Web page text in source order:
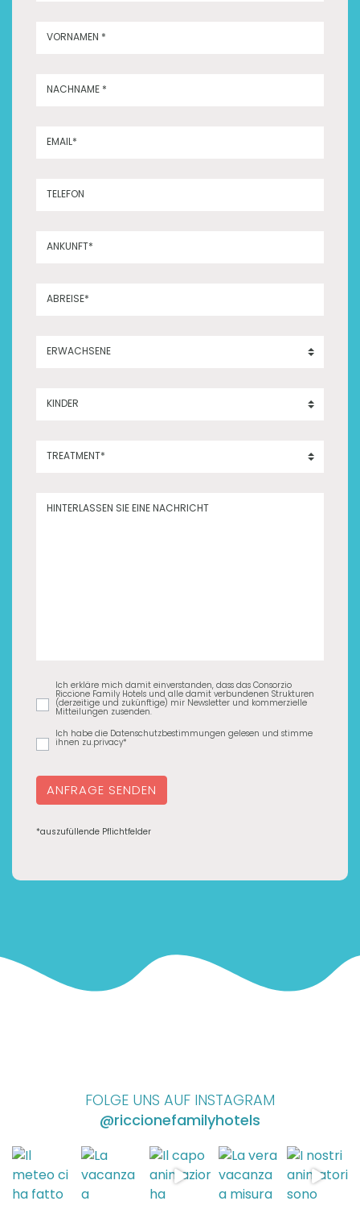
VORNAMEN *
NACHNAME *
EMAIL*
TELEFON
ANKUNFT*
ABREISE*
ERWACHSENE
KINDER
TREATMENT*
HINTERLASSEN SIE EINE NACHRICHT
Ich erkläre mich damit einverstanden, dass das Consorzio
Riccione Family Hotels und alle damit verbundenen Strukturen
(derzeitige und zukünftige) mir Newsletter und kommerzielle
Mitteilungen zusenden.
Ich habe die Datenschutzbestimmungen gelesen und stimme
ihnen zu.privacy*
ANFRAGE SENDEN
*auszufüllende Pflichtfelder
FOLGE UNS AUF INSTAGRAM
@riccionefamilyhotels